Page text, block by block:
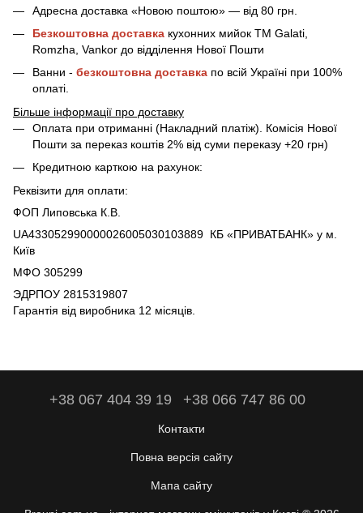
Адресна доставка «Новою поштою» — від 80 грн.
Безкоштовна доставка кухонних мийок ТМ Galati,
Romzha, Vankor до відділення Нової Пошти
Ванни - безкоштовна доставка по всій Україні при 100%
оплаті.
Більше інформації про доставку
Оплата при отриманні (Накладний платіж). Комісія Нової
Пошти за переказ коштів 2% від суми переказу +20 грн)
Кредитною карткою на рахунок:
Реквізити для оплати:
ФОП Липовська К.В.
UA433052990000026005030103889 КБ «ПРИВАТБАНК» у м.
Київ
МФО 305299
ЭДРПОУ 2815319807
Гарантія від виробника 12 місяців.
+38 067 404 39 19 +38 066 747 86 00
Контакти
Повна версія сайту
Мапа сайту